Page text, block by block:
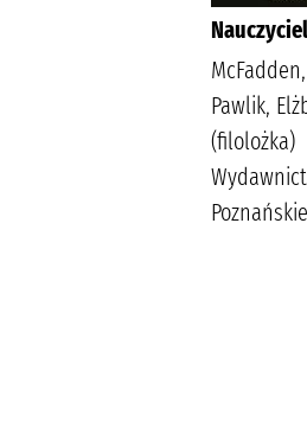
Pawlik,
(filolożka)
Poznańskie